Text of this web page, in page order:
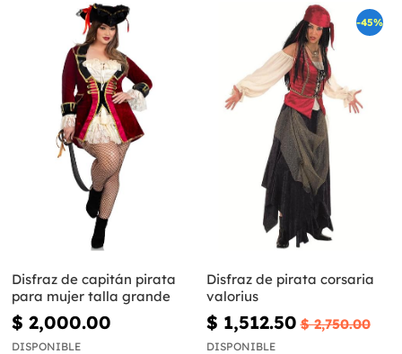
Disfraz de capitán pirata
para mujer talla grande
$ 2,000.00
DISPONIBLE
-45%
Disfraz de pirata corsaria
valorius
$ 1,512.50 $ 2,750.00
DISPONIBLE